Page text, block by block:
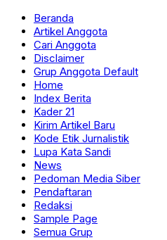
Beranda
Artikel Anggota
Cari Anggota
Disclaimer
Grup Anggota Default
Home
Index Berita
Kader 21
Kirim Artikel Baru
Kode Etik Jurnalistik
Lupa Kata Sandi
News
Pedoman Media Siber
Pendaftaran
Redaksi
Sample Page
Semua Grup